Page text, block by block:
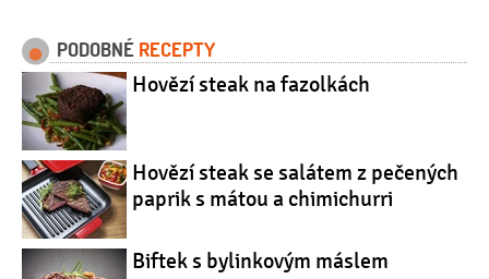
PODOBNÉ RECEPTY
Hovězí steak na fazolkách
Hovězí steak se salátem z pečených
paprik s mátou a chimichurri
Biftek s bylinkovým máslem